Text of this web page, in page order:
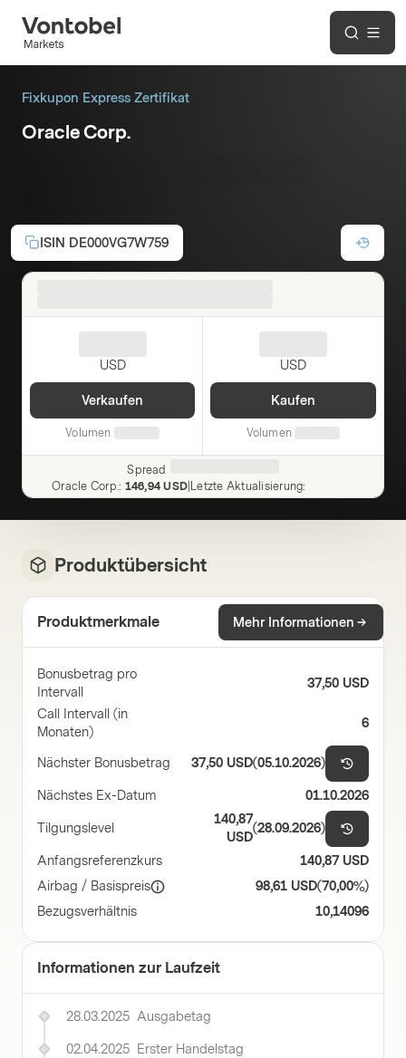
Fixkupon Express Zertifikat
Oracle Corp.
ISIN DE000VG7W759
USD
Verkaufen
Volumen
USD
Kaufen
Volumen
Spread
Oracle Corp.: 146,94 USD Letzte Aktualisierung:
Produktübersicht
Produktmerkmale Mehr Informationen
Bonusbetrag pro
Intervall
37,50 USD
Call Intervall (in
Monaten)
6
Nächster Bonusbetrag 37,50 USD(05.10.2026)
Nächstes Ex-Datum 01.10.2026
Tilgungslevel
140,87
USD
(28.09.2026)
Anfangsreferenzkurs
140,87 USD
Airbag / Basispreis
98,61 USD(70,00%)
Bezugsverhältnis
10,14096
Informationen zur Laufzeit
28.03.2025 Ausgabetag
02.04.2025 Erster Handelstag